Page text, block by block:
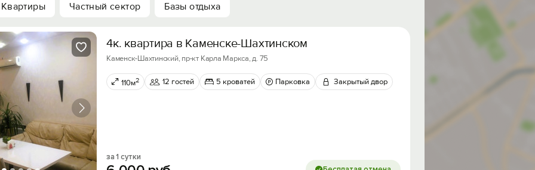
Квартиры Частный сектор Базы отдыха
4к. квартира в Каменске-Шахтинском
Каменск-Шахтинский, пр-кт Карла Маркса, д. 75
110м2 12 гостей 5 кроватей Парковка Закрытый двор
за 1 сутки